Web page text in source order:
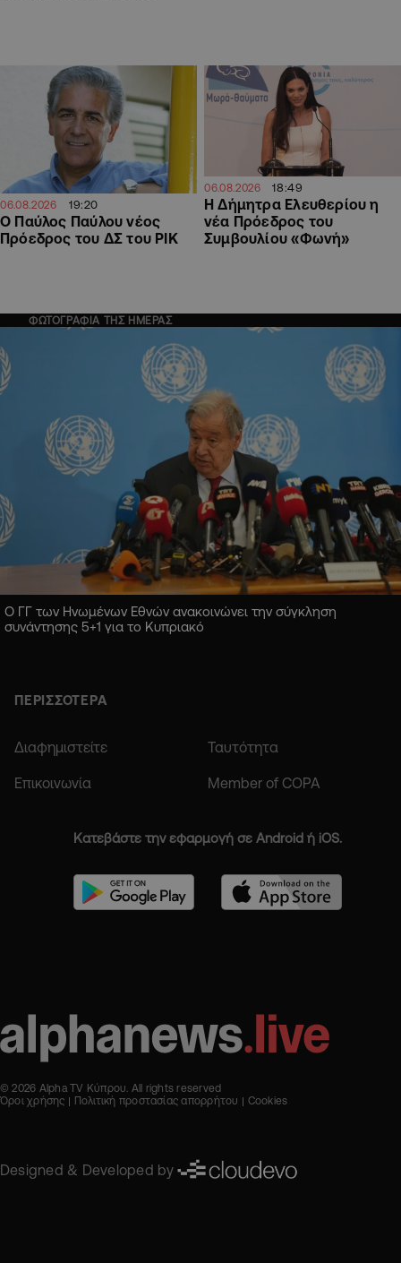
06.08.2026 19:20
Ο Παύλος Παύλου νέος
Πρόεδρος του ΔΣ του ΡΙΚ
06.08.2026 18:49
Η Δήμητρα Ελευθερίου η
νέα Πρόεδρος του
Συμβουλίου «Φωνή»
ΦΩΤΟΓΡΑΦΙΑ ΤΗΣ ΗΜΕΡΑΣ
Ο ΓΓ των Ηνωμένων Εθνών ανακοινώνει την σύγκληση
συνάντησης 5+1 για το Κυπριακό
ΠΕΡΙΣΣΟΤΕΡΑ
Διαφημιστείτε Ταυτότητα
Επικοινωνία Member of COPA
Κατεβάστε την εφαρμογή σε Android ή iOS.
© 2026 Alpha TV Κύπρου. All rights reserved
Όροι χρήσης
Πολιτική προστασίας απορρήτου Cookies
Designed & Developed by